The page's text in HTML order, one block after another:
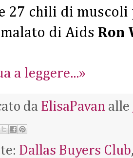
27 chili di
di Aids Ron
a leggere...»
da ElisaPavan alle
Dallas Buyers Club